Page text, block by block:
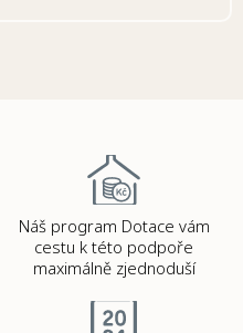
Náš program Dotace vám
cestu k této podpoře
maximálně zjednoduší